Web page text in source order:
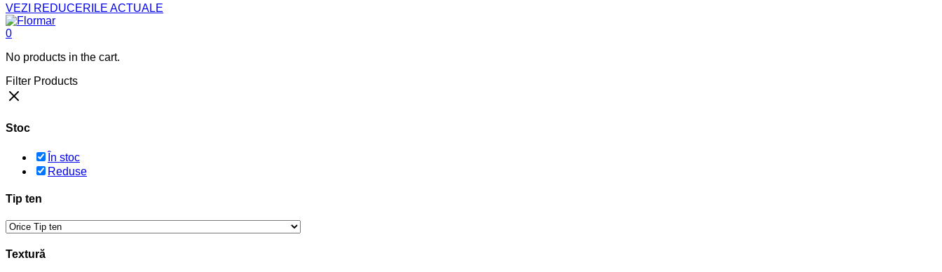
VEZI REDUCERILE ACTUALE
0
No products in the cart.
Filter Products
Stoc
În stoc
Reduse
Tip ten
Textură